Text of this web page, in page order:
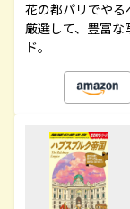
花の都パリでや
厳選して、豊富な
ド。